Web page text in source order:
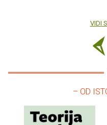
VIDI
– OD